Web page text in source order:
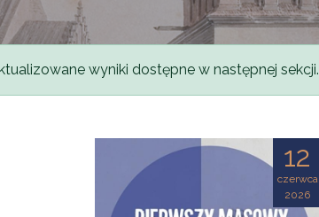
wyniki dostępne w następnej sekcji.
12
czerwca
2026